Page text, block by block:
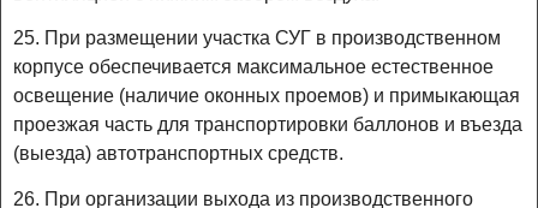
25. При размещении участка СУГ в производственном
корпусе обеспечивается максимальное естественное
освещение (наличие оконных проемов) и примыкающая
проезжая часть для транспортировки баллонов и въезда
(выезда) автотранспортных средств.
26. При организации выхода из производственного